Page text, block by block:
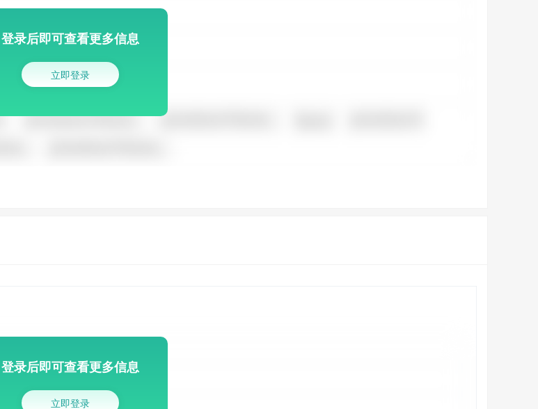
登录后即可查看更多信息
立即登录
登录后即可查看更多信息
立即登录